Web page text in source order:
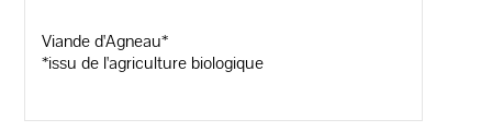
Viande d'Agneau*
*issu de l'agriculture biologique